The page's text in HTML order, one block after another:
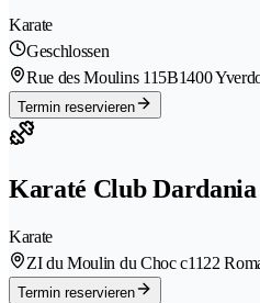
Karate
Geschlossen
Rue des Moulins 115B1400
Termin reservieren
Karaté Club Dardania
Karate
ZI du Moulin du Choc c1122
Termin reservieren